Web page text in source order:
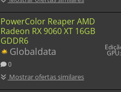
PowerColor Reaper AMD
Radeon RX 9060 XT 16GB
GDDR6
Globaldata
0
Mostrar ofertas similares